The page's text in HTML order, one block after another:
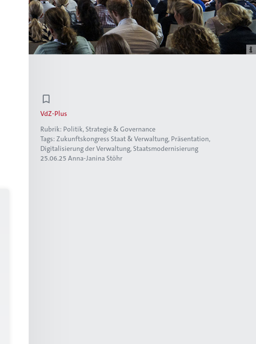
VdZ-Plus
Rubrik: Politik, Strategie & Governance
Tags: Zukunftskongress Staat & Verwaltung Präsentation
Digitalisierung der Verwaltung Staatsmodernisierung
25.06.25 Anna-Janina Stöhr